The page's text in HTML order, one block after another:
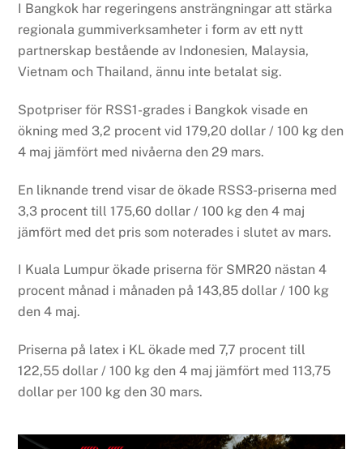
I Bangkok har regeringens ansträngningar att stärka
regionala gummiverksamheter i form av ett nytt
partnerskap bestående av Indonesien, Malaysia,
Vietnam och Thailand, ännu inte betalat sig.
Spotpriser för RSS1-grades i Bangkok visade en
ökning med 3,2 procent vid 179,20 dollar / 100 kg den
4 maj jämfört med nivåerna den 29 mars.
En liknande trend visar de ökade RSS3-priserna med
3,3 procent till 175,60 dollar / 100 kg den 4 maj
jämfört med det pris som noterades i slutet av mars.
I Kuala Lumpur ökade priserna för SMR20 nästan 4
procent månad i månaden på 143,85 dollar / 100 kg
den 4 maj.
Priserna på latex i KL ökade med 7,7 procent till
122,55 dollar / 100 kg den 4 maj jämfört med 113,75
dollar per 100 kg den 30 mars.